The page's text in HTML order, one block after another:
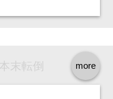
more
末転倒